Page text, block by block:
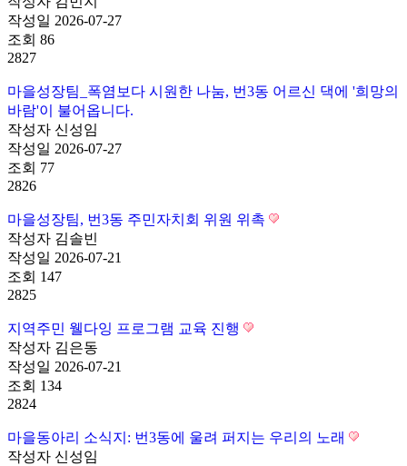
작성일 2026-07-27
조회 86
2827
마을성장팀_폭염보다 시원한 나눔, 번3동 어르신 댁에 '희망의
바람'이 불어옵니다.
작성자 신성임
작성일 2026-07-27
조회 77
2826
마을성장팀, 번3동 주민자치회 위원 위촉
작성자 김솔빈
작성일 2026-07-21
조회 147
2825
지역주민 웰다잉 프로그램 교육 진행
작성자 김은동
작성일 2026-07-21
조회 134
2824
마을동아리 소식지: 번3동에 울려 퍼지는 우리의 노래
작성자 신성임